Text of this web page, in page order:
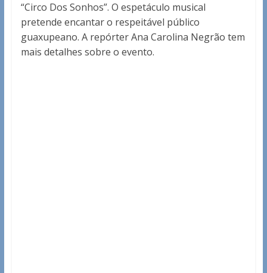
“Circo Dos Sonhos”. O espetáculo musical
pretende encantar o respeitável público
guaxupeano. A repórter Ana Carolina Negrão tem
mais detalhes sobre o evento.